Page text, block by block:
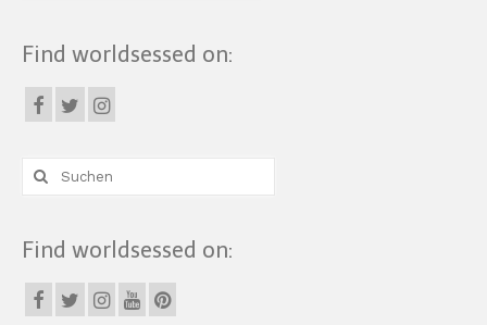
Find worldsessed on:
Suche
nach:
Find worldsessed on: